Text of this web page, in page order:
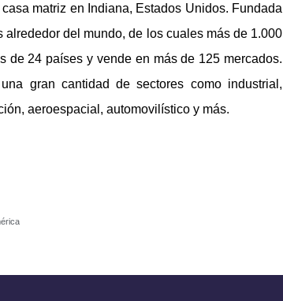
matriz en Indiana, Estados Unidos. Fundada
del mundo, de los cuales más de 1.000
de 24 países y vende en más de 125 mercados.
gran cantidad de sectores como industrial,
aeroespacial, automovilístico y más.